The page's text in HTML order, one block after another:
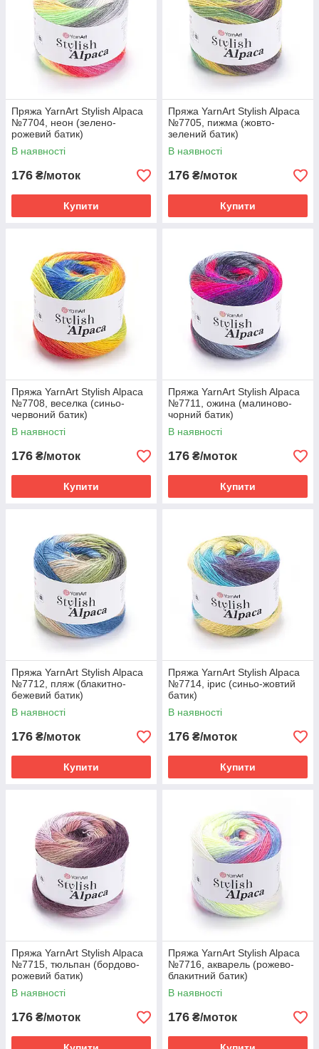
Пряжа YarnArt Stylish Alpaca
№7704, неон (зелено-
рожевий батик)
В наявності
176 ₴/моток
Купити
Пряжа YarnArt Stylish Alpaca
№7705, пижма (жовто-
зелений батик)
В наявності
176 ₴/моток
Купити
Пряжа YarnArt Stylish Alpaca
№7708, веселка (синьо-
червоний батик)
В наявності
176 ₴/моток
Купити
Пряжа YarnArt Stylish Alpaca
№7711, ожина (малиново-
чорний батик)
В наявності
176 ₴/моток
Купити
Пряжа YarnArt Stylish Alpaca
№7712, пляж (блакитно-
бежевий батик)
В наявності
176 ₴/моток
Купити
Пряжа YarnArt Stylish Alpaca
№7714, ірис (синьо-жовтий
батик)
В наявності
176 ₴/моток
Купити
Пряжа YarnArt Stylish Alpaca
№7715, тюльпан (бордово-
рожевий батик)
В наявності
176 ₴/моток
Пряжа YarnArt Stylish Alpaca
№7716, акварель (рожево-
блакитний батик)
В наявності
176 ₴/моток